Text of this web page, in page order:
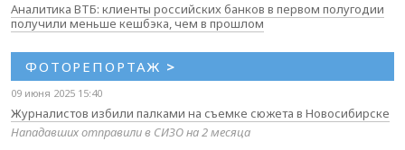
Аналитика ВТБ: клиенты российских банков в первом полугодии
получили меньше кешбэка, чем в прошлом
ФОТОРЕПОРТАЖ >
09 июня 2025 15:40
Журналистов избили палками на съемке сюжета в Новосибирске
Нападавших отправили в СИЗО на 2 месяца